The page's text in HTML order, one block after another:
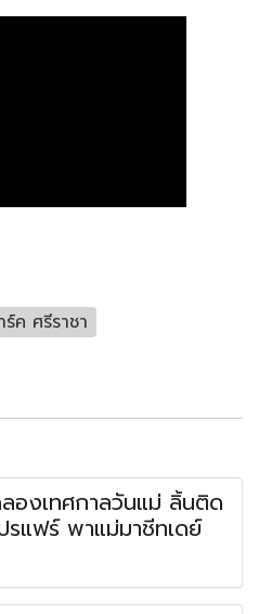
ค ศรีราชา
องเทศกาลวันแม่ ลิ้นติด
รแฟร์ พาแม่มาชีทเดย์